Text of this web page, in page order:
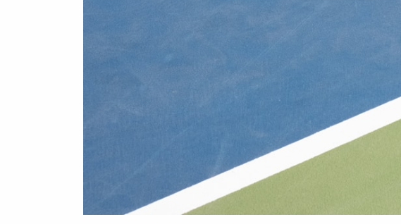
Rehabilitacja i tęsknota za grą
Amerykańska tenisistka Jennifer Brady
stopy. Jej ostatnie zawody miały miejsce w
rundy musiała się wycofać z powodu urazu.
i długotrwałej rehabilitacji.